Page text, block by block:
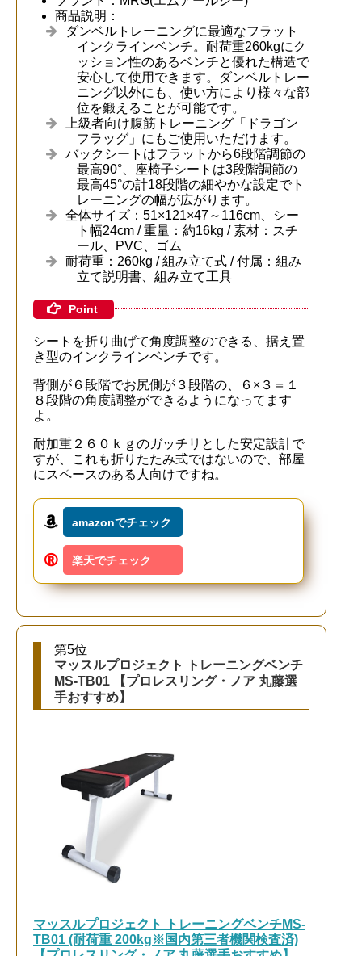
商品説明：
ダンベルトレーニングに最適なフラット
インクラインベンチ。耐荷重260kgにク
ッション性のあるベンチと優れた構造で
安心して使用できます。ダンベルトレー
ニング以外にも、使い方により様々な部
位を鍛えることが可能です。
上級者向け腹筋トレーニング「ドラゴン
フラッグ」にもご使用いただけます。
バックシートはフラットから6段階調節の
最高90°、座椅子シートは3段階調節の
最高45°の計18段階の細やかな設定でト
レーニングの幅が広がります。
全体サイズ：51×121×47～116cm、シー
ト幅24cm / 重量：約16kg / 素材：スチ
ール、PVC、ゴム
耐荷重：260kg / 組み立て式 / 付属：組み
立て説明書、組み立て工具
Point
シートを折り曲げて角度調整のできる、据え置
き型のインクラインベンチです。
背側が６段階でお尻側が３段階の、６×３＝１
８段階の角度調整ができるようになってます
よ。
耐加重２６０ｋｇのガッチリとした安定設計で
すが、これも折りたたみ式ではないので、部屋
にスペースのある人向けですね。
amazonでチェック
楽天でチェック
第5位
マッスルプロジェクト トレーニングベンチ
MS-TB01 【プロレスリング・ノア 丸藤選
手おすすめ】
マッスルプロジェクト トレーニングベンチMS-
TB01 (耐荷重 200kg※国内第三者機関検査済)